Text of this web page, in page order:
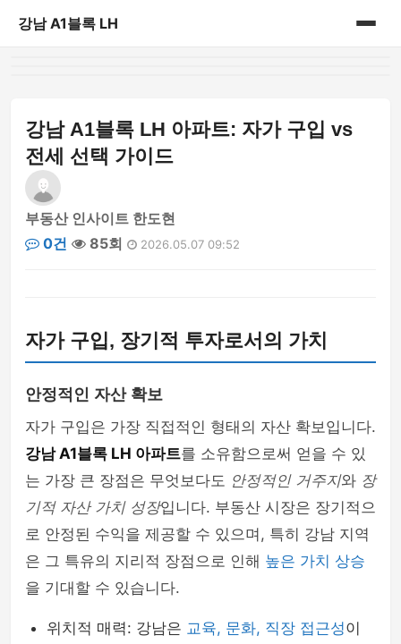
강남 A1블록 LH
강남 A1블록 LH 아파트: 자가 구입 vs
전세 선택 가이드
부동산 인사이트 한도현
0건
85회 2026.05.07 09:52
자가 구입, 장기적 투자로서의 가치
안정적인 자산 확보
자가 구입은 가장 직접적인 형태의 자산 확보입니다.
강남 A1블록 LH 아파트를 소유함으로써 얻을 수 있
는 가장 큰 장점은 무엇보다도 안정적인 거주지와 장
기적 자산 가치 성장입니다. 부동산 시장은 장기적으
로 안정된 수익을 제공할 수 있으며, 특히 강남 지역
은 그 특유의 지리적 장점으로 인해 높은 가치 상승
을 기대할 수 있습니다.
위치적 매력: 강남은 교육, 문화, 직장 접근성이